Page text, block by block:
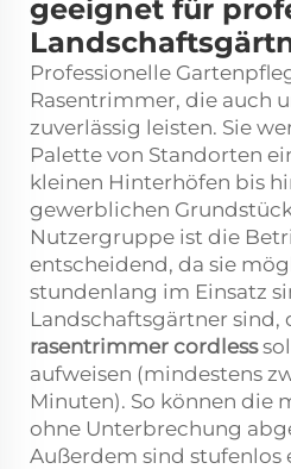
geeignet für
Professionelle
Rasentrimmer, die auch
zuverlässig leisten. Sie
Palette von Standorten
kleinen Hinterhöfen bis
gewerblichen
Nutzergruppe ist die
entscheidend, da sie
stundenlang im Einsatz
Landschaftsgärtner sind,
rasentrimmer cordless
aufweisen (mindestens
Minuten). So können die
ohne Unterbrechung
Außerdem sind stufenlos